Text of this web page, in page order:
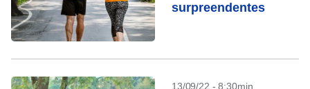
surpreendentes
13/09/22 - 8:30min